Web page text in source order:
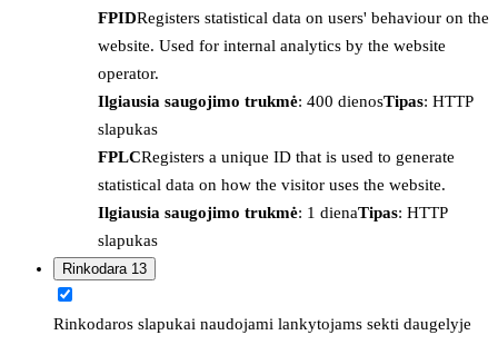
FPIDRegisters statistical data on users' behaviour on the
website. Used for internal analytics by the website
operator.
Ilgiausia saugojimo trukmė: 400 dienosTipas: HTTP
slapukas
FPLCRegisters a unique ID that is used to generate
statistical data on how the visitor uses the website.
Ilgiausia saugojimo trukmė: 1 dienaTipas: HTTP
slapukas
Rinkodara 13
Rinkodaros slapukai naudojami lankytojams sekti daugelyje